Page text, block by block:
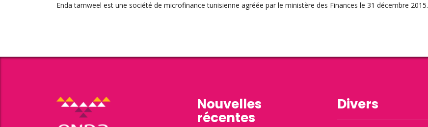
Enda tamweel est une société de microfinance tunisienne agréée par le ministère des Finances le 31 décembre 2015.
Nouvelles
récentes
Divers